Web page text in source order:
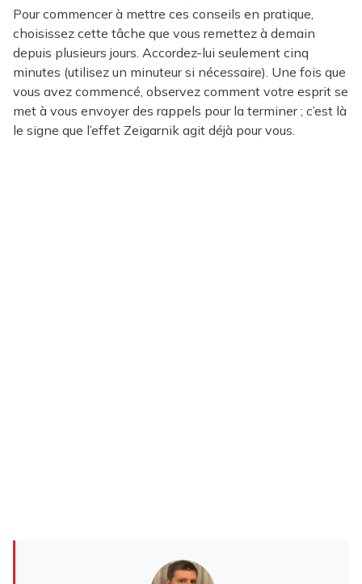
Pour commencer à mettre ces conseils en pratique,
choisissez cette tâche que vous remettez à demain
depuis plusieurs jours. Accordez-lui seulement cinq
minutes (utilisez un minuteur si nécessaire). Une fois que
vous avez commencé, observez comment votre esprit se
met à vous envoyer des rappels pour la terminer ; c’est là
le signe que l’effet Zeigarnik agit déjà pour vous.